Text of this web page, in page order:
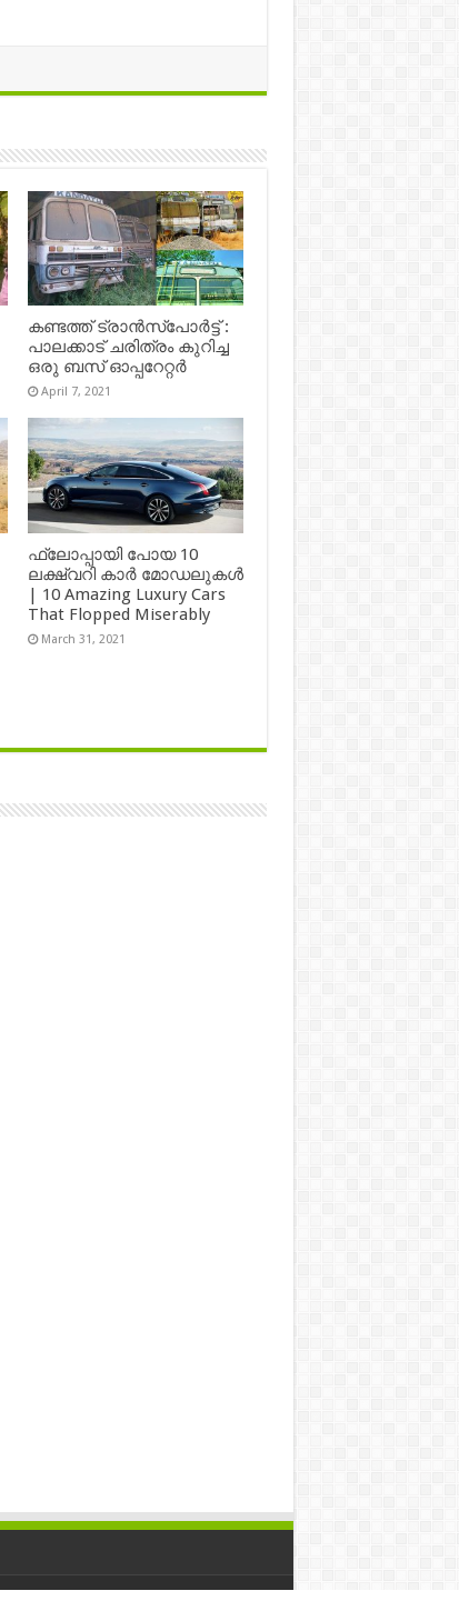
കണ്ടത്ത് ട്രാൻസ്‌പോർട്ട് :
പാലക്കാട് ചരിത്രം കുറിച്ച
ഒരു ബസ് ഓപ്പറേറ്റർ
April 7, 2021
ഫ്ലോപ്പായി പോയ 10
ലക്ഷ്വറി കാർ മോഡലുകൾ
| 10 Amazing Luxury Cars
That Flopped Miserably
March 31, 2021